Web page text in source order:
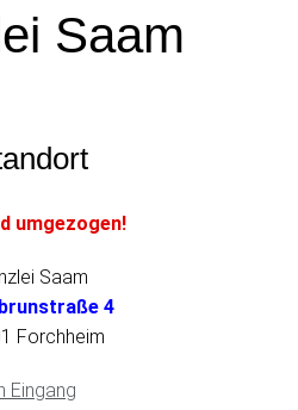
Saam
umgezogen!
Saam
4
Forchheim
Eingang